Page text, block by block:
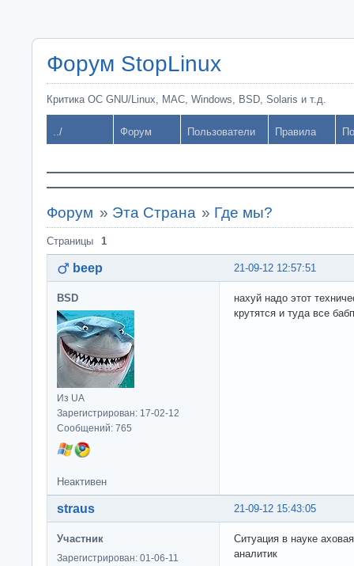
Форум StopLinux
Критика ОС GNU/Linux, MAC, Windows, BSD, Solaris и т.д.
../ Форум Пользователи Правила
Форум » Эта Страна » Где мы?
Страницы 1
21-09-12 12:57:51
beep
BSD
Из UA
Зарегистрирован: 17-02-12
Сообщений: 765
нахуй надо этот
крутятся и туда все
Неактивен
21-09-12 15:43:05
straus
Участник
Зарегистрирован: 01-06-11
Ситуация в науке
аналитик